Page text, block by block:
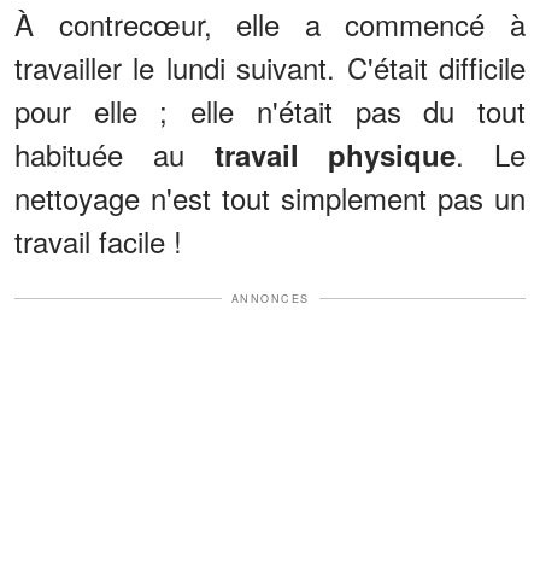
À contrecœur, elle a commencé à
travailler le lundi suivant. C'était difficile
pour elle ; elle n'était pas du tout
habituée au travail physique. Le
nettoyage n'est tout simplement pas un
travail facile !
ANNONCES